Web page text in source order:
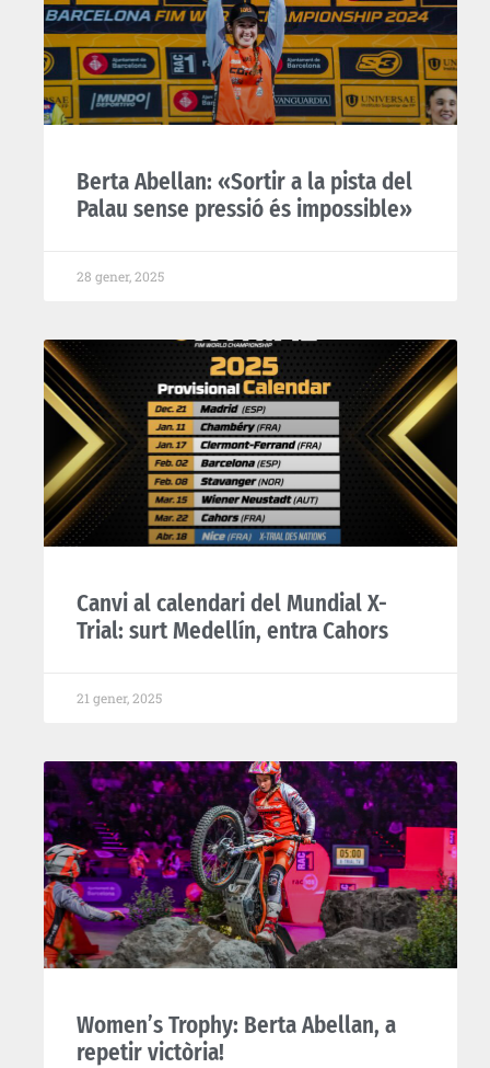
Berta Abellan: «Sortir a la pista del
Palau sense pressió és impossible»
28 gener, 2025
Canvi al calendari del Mundial X-
Trial: surt Medellín, entra Cahors
21 gener, 2025
Women’s Trophy: Berta Abellan, a
repetir victòria!